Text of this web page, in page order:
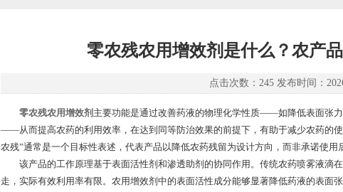
零农残农用增效剂是什么？农产
点击次数：245 发布时间：
零农残农用增效剂 主要功能是通过改善药液的物理化学性质——如降低表面张
——从而提高农药的利用效率，在达到同等防治效果的前提下，有助于减少农药的
农残”通常是一个目标性表述，代表产品以降低农药残留为设计方向，而非承诺使用
该产品的工作原理基于表面活性剂和渗透助剂的协同作用。传统农药喷雾液滴
走，实际有效利用率有限。农用增效剂中的表面活性成分能够显著降低药液的表面